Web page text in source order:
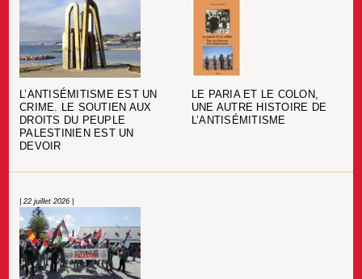
L’ANTISÉMITISME EST UN
CRIME. LE SOUTIEN AUX
DROITS DU PEUPLE
PALESTINIEN EST UN
DEVOIR
LE PARIA ET LE COLON,
UNE AUTRE HISTOIRE DE
L’ANTISÉMITISME
| 22 juillet 2026 |